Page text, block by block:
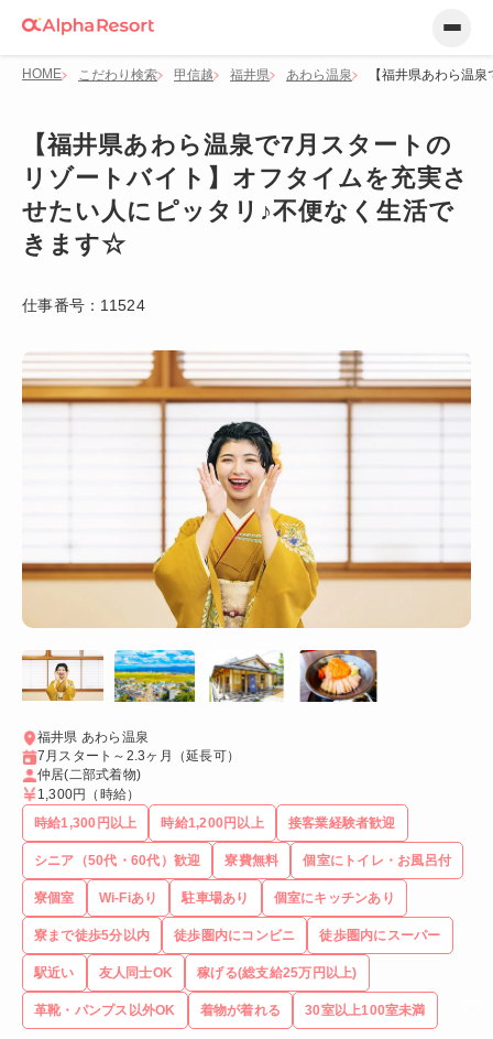
HOME こだわり検索 甲信越 福井県 あわら温泉 【福井県あわら温
【福井県あわら温泉で7月スタートの
リゾートバイト】オフタイムを充実さ
せたい人にピッタリ♪不便なく生活で
きます☆
仕事番号： 11524
福井県 あわら温泉
7月スタート～2.3ヶ月（延長可）
仲居(二部式着物)
1,300円 （時給）
時給1,300円以上
時給1,200円以上 接客業経験者歓迎
シニア（50代・60代）歓迎 寮費無料 個室にトイレ・お風呂付
寮個室 Wi-Fiあり 駐車場あり 個室にキッチンあり
寮まで徒歩5分以内 徒歩圏内にコンビニ 徒歩圏内にスーパー
駅近い 友人同士OK 稼げる(総支給25万円以上)
革靴・パンプス以外OK 着物が着れる 30室以上100室未満